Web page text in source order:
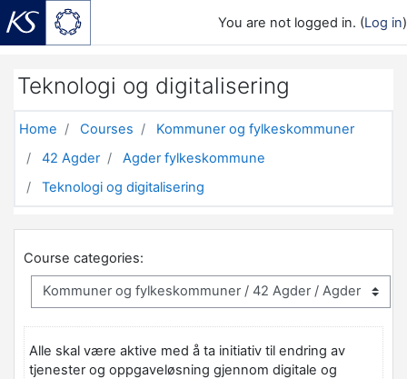
You are not logged in. (Log in)
Teknologi og digitalisering
Home Courses
Kommuner og fylkeskommuner
42 Agder
Agder fylkeskommune
Teknologi og digitalisering
Course categories:
Alle skal være aktive med å ta initiativ til endring av
tjenester og oppgaveløsning gjennom digitale og